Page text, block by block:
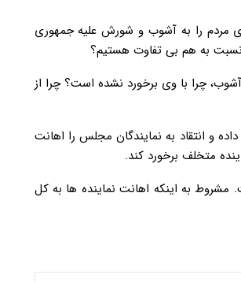
مردم را به آشوب و شورش علیه جمهوری
نسبت به هم بی تفاوت هستیم؟
چرا با وی برخورد نشده است؟ چرا از
و انتقاد به نمایندگان مجلس را اهانت
متخلف برخورد کند.
به اینکه اهانت نماینده ها به کل